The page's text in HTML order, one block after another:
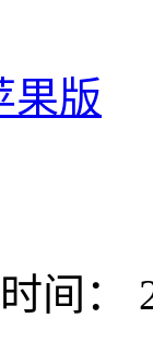
果版
间：